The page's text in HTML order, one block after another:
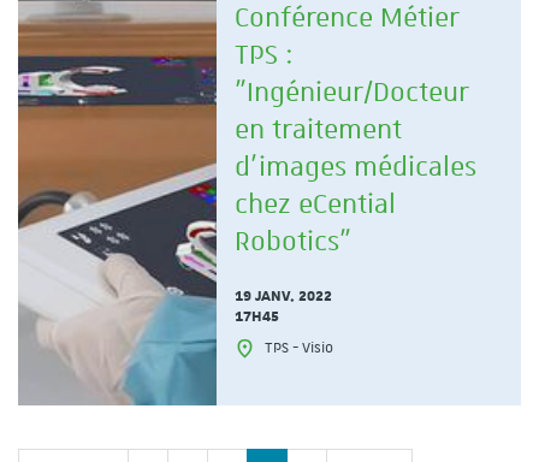
Conférence Métier
TPS :
"Ingénieur/Docteur
en traitement
d'images médicales
chez eCential
Robotics"
19 JANV. 2022
17H45
TPS - Visio